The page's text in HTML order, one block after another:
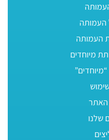
העמותה
העמותה
מיוחדים
האתר
שלנו